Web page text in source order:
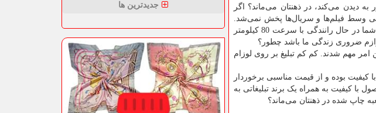
دیدن می‌کند، در ذهنتان می‌ماند؟ اگر
وسط فیلم‌ها و سریال‌ها پخش نمی‌شد.
تبلیغات روی بیلبوردها هم نوعی از تبلیغات است. این نوع تبلیغ معمول در ذهن می‌ماند. اما هنگامی که شما در حال رانندگی با سرعت 80 کیلومتر
ضروری زندگی ما باشد چطور؟
مهم شدند. کم کم تبلیغ بر روی لوزام
کیفیت بوده و از قیمت مناسبی برخوردار
با کیفیت به همراه یک برند تبلیغاتی به
چاپ شده در ذهنتان می‌ماند؟
جدیدترین ها